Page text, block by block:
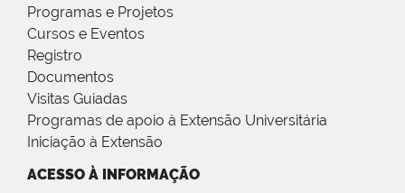
Programas e Projetos
Cursos e Eventos
Registro
Documentos
Visitas Guiadas
Programas de apoio à Extensão Universitária
Iniciação à Extensão
ACESSO À INFORMAÇÃO